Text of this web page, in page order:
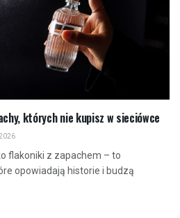
których nie kupisz w sieciówce
flakoniki z zapachem – to
opowiadają historie i budzą